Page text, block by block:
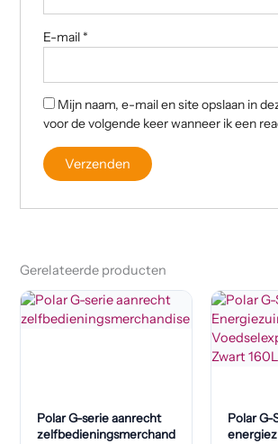
E-mail *
Mijn naam, e-mail en site opslaan in
voor de volgende keer wanneer ik een
Gerelateerde producten
Polar G-serie aanrecht
zelfbedieningsmerchandise
Polar G-